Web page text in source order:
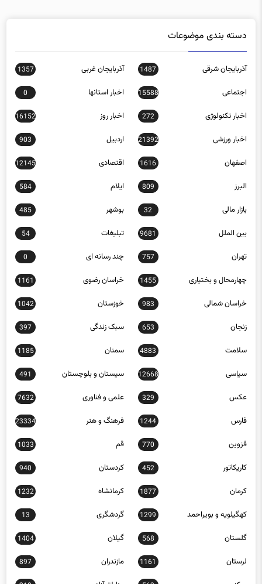
آذربایجان شرقی
اجتماعی 15588 اخبار استانها 0
اخبار تکنولوژی 272 اخبار روز 16152
اخبار ورزشی 21392 اردبیل 903
اصفهان 1616 اقتصادی 12145
البرز 809 ایلام 584
بازار مالی 32 بوشهر 485
بین الملل 9681 تبلیغات 54
تهران 757 چند رسانه ای 0
چهارمحال و بختیاری 1455 خراسان رضوی 1161
خراسان شمالی 983 خوزستان 1042
زنجان 653 سبک زندگی 397
سلامت 4883 سمنان 1185
سیاسی 12668 سیستان و بلوچستان 491
عکس 329 علمی و فناوری 7632
فارس 1244 فرهنگ و هنر 23334
قزوین 770 قم 1033
کاریکاتور 452 کردستان 940
کرمان 1877 کرمانشاه 1232
کهگیلویه و بویراحمد 1299 گردشگری 13
گلستان 568 گیلان 1404
لرستان 1161 مازندران 897
مرکزی 563 مناطق آزاد 218